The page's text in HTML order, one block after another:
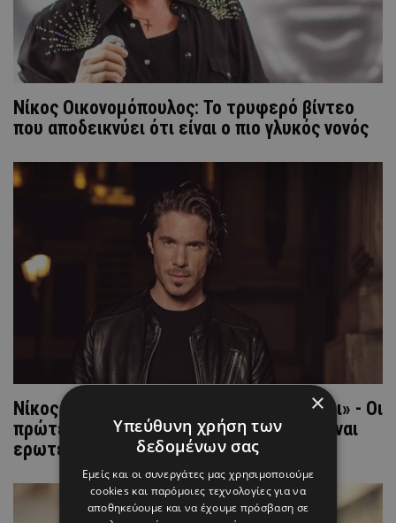
Νίκος Οικονομόπουλος: Το τρυφερό βίντεο
που αποδεικνύει ότι είναι ο πιο γλυκός νονός
Νίκος Οικονομόπουλος: «Δεν το ανέχομαι» - Οι
πρώτες δηλώσεις μετά τις φήμες ότι είναι
ερωτευμένος
×
Υπεύθυνη χρήση των
δεδομένων σας
Εμείς και οι συνεργάτες μας χρησιμοποιούμε
cookies και παρόμοιες τεχνολογίες για να
αποθηκεύουμε και να έχουμε πρόσβαση σε